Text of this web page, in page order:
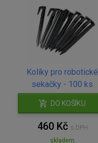
Kolíky pro robotické
sekačky - 100 ks
DO KOŠÍKU
460 Kč s DPH
skladem